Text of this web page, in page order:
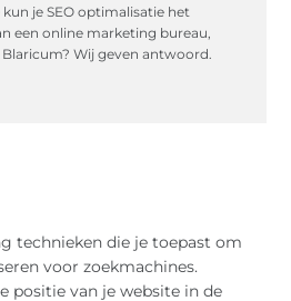
je SEO optimalisatie het
een online marketing bureau,
Wij geven antwoord.
technieken die je toepast om
voor zoekmachines.
positie van je website in de